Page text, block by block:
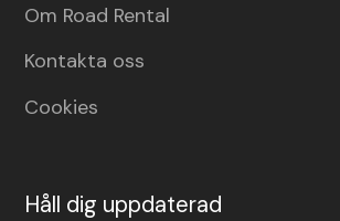
Om Road Rental
Kontakta oss
Cookies
Håll dig uppdaterad